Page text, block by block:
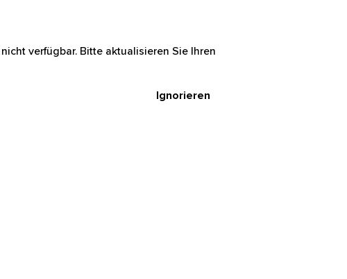
verfügbar. Bitte aktualisieren Sie Ihren
Ignorieren